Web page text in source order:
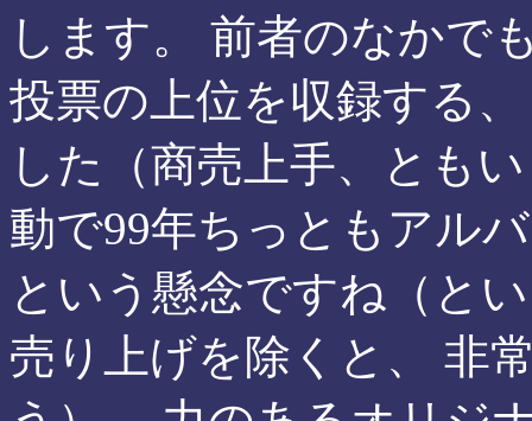
します。 前者のなかで
投票の上位を収録する
した（商売上手、とも
動で99年ちっともアル
という懸念ですね（と
売り上げを除くと、 非